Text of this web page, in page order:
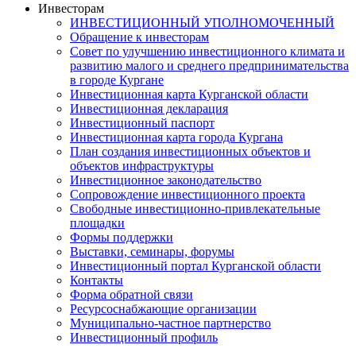
Инвесторам
ИНВЕСТИЦИОННЫЙ УПОЛНОМОЧЕННЫЙ
Обращение к инвесторам
Совет по улучшению инвестиционного климата и
развитию малого и среднего предпринимательства
в городе Кургане
Инвестиционная карта Курганской области
Инвестиционная декларация
Инвестиционный паспорт
Инвестиционная карта города Кургана
План создания инвестиционных объектов и
объектов инфраструктуры
Инвестиционное законодательство
Сопровождение инвестиционного проекта
Свободные инвестиционно-привлекательные
площадки
Формы поддержки
Выставки, семинары, форумы
Инвестиционный портал Курганской области
Контакты
Форма обратной связи
Ресурсоснабжающие организации
Муниципально-частное партнерство
Инвестиционный профиль